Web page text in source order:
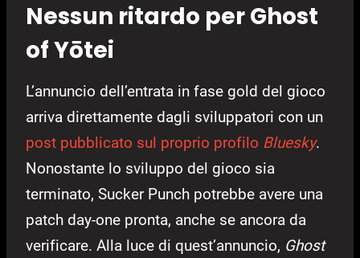
Nessun ritardo per Ghost
of Yōtei
L’annuncio dell’entrata in fase gold del gioco
arriva direttamente dagli sviluppatori con un
post pubblicato sul proprio profilo Bluesky.
Nonostante lo sviluppo del gioco sia
terminato, Sucker Punch potrebbe avere una
patch day-one pronta, anche se ancora da
verificare. Alla luce di quest’annuncio, Ghost